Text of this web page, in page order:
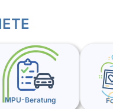
MPU-Beratung